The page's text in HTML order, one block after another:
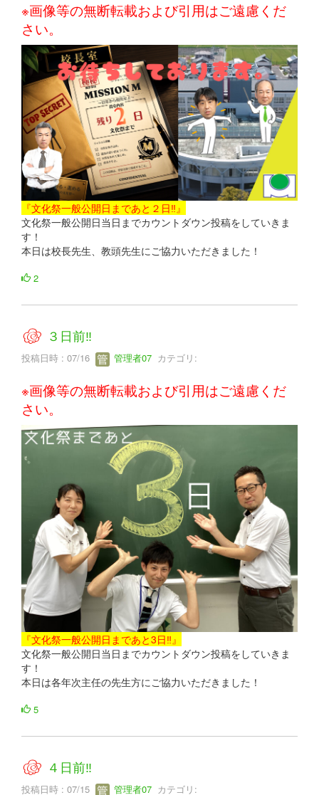
※画像等の無断転載および引用はご遠慮くだ
さい。
『文化祭一般公開日まであと２日‼』
文化祭一般公開日当日までカウントダウン投稿をしていきま
す！
本日は校長先生、教頭先生にご協力いただきました！
2
３日前‼
投稿日時 : 07/16 管理者07 カテゴリ:
※画像等の無断転載および引用はご遠慮くだ
さい。
『文化祭一般公開日まであと3日‼』
文化祭一般公開日当日までカウントダウン投稿をしていきま
す！
本日は各年次主任の先生方にご協力いただきました！
5
４日前‼
投稿日時 : 07/15 管理者07 カテゴリ: